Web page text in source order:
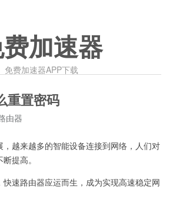
加速器
免费加速器APP下载
重置密码
由器
越来越多的智能设备连接到网络，人们对
提高。
速路由器应运而生，成为实现高速稳定网